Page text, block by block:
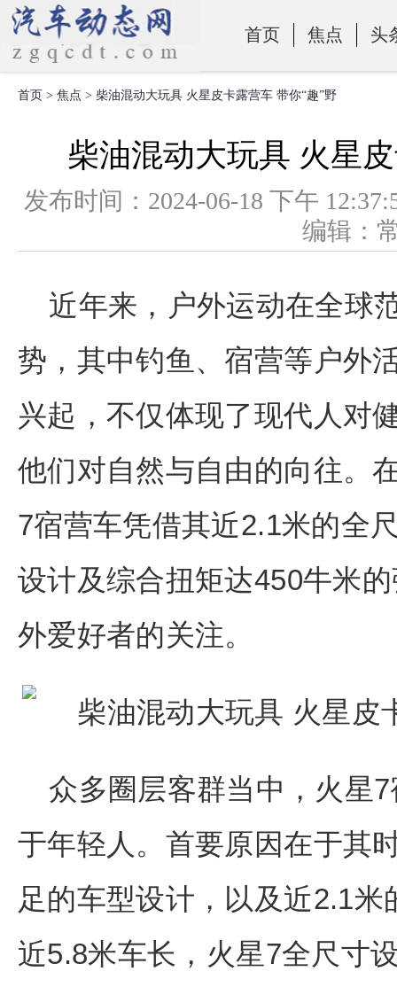
首页 焦点 头
零部件
首页 > 焦点 > 柴油混动大玩具 火星皮卡露营车 带你“趣”野
柴油混动大玩具 火星
发布时间：2024-06-18 下午
编辑
近年来，户外运动在全球
势，其中钓鱼、宿营等户外
兴起，不仅体现了现代人对
他们对自然与自由的向往。
7宿营车凭借其近2.1米的全
设计及综合扭矩达450牛米
外爱好者的关注。
众多圈层客群当中，火星
于年轻人。首要原因在于其
足的车型设计，以及近2.1
近5.8米车长，火星7全尺寸